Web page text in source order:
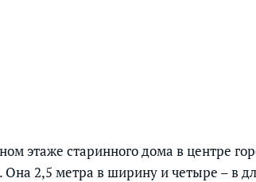
этаже старинного дома в центре
Она 2,5 метра в ширину и четыре – в